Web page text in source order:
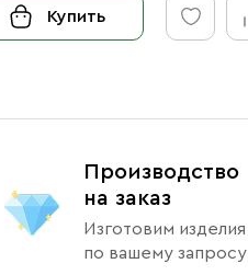
Купить
Производство
на заказ
Изготовим изделия
по вашему запросу